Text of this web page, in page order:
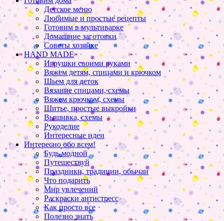
Детское меню
Любимые и простые рецепты
Готовим в мультиварке
Домашние заготовки
Советы хозяйке
HAND MADE
Игрушки своими руками
Вяжем детям, спицами и крючком
Шьем для деток
Вязание спицами, схемы
Вяжем крючком, схемы
Шитье, простые выкройки
Вышивка, схемы
Рукоделие
Интересные идеи
Интересно обо всем!
Будь модной
Путешествуй
Праздники, традиции, обычаи
Что подарить
Мир увлечений
Раскраски антистресс
Как просто все
Полезно знать